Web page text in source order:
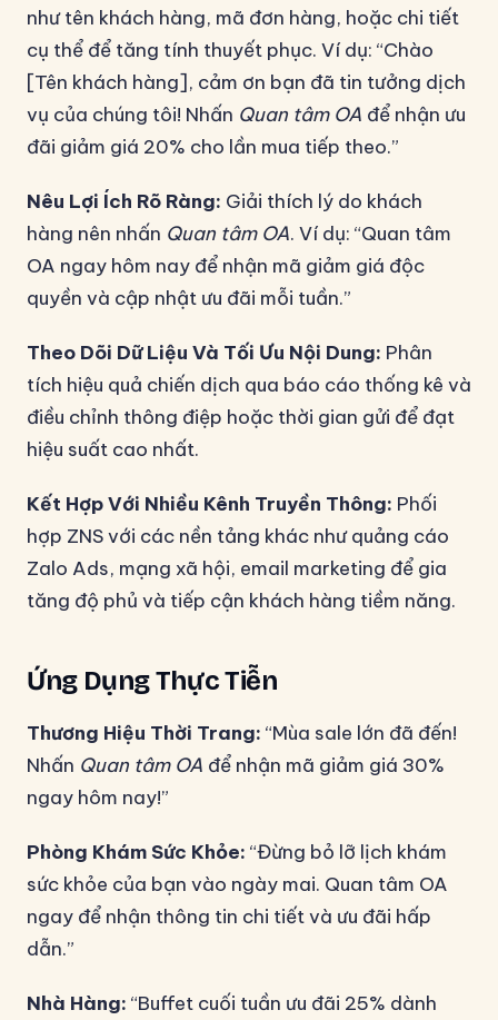
như tên khách hàng, mã đơn hàng, hoặc chi tiết
cụ thể để tăng tính thuyết phục. Ví dụ: “Chào
[Tên khách hàng], cảm ơn bạn đã tin tưởng dịch
vụ của chúng tôi! Nhấn Quan tâm OA để nhận ưu
đãi giảm giá 20% cho lần mua tiếp theo.”
Nêu Lợi Ích Rõ Ràng: Giải thích lý do khách
hàng nên nhấn Quan tâm OA. Ví dụ: “Quan tâm
OA ngay hôm nay để nhận mã giảm giá độc
quyền và cập nhật ưu đãi mỗi tuần.”
Theo Dõi Dữ Liệu Và Tối Ưu Nội Dung: Phân
tích hiệu quả chiến dịch qua báo cáo thống kê và
điều chỉnh thông điệp hoặc thời gian gửi để đạt
hiệu suất cao nhất.
Kết Hợp Với Nhiều Kênh Truyền Thông: Phối
hợp ZNS với các nền tảng khác như quảng cáo
Zalo Ads, mạng xã hội, email marketing để gia
tăng độ phủ và tiếp cận khách hàng tiềm năng.
Ứng Dụng Thực Tiễn
Thương Hiệu Thời Trang: “Mùa sale lớn đã đến!
Nhấn Quan tâm OA để nhận mã giảm giá 30%
ngay hôm nay!”
Phòng Khám Sức Khỏe: “Đừng bỏ lỡ lịch khám
sức khỏe của bạn vào ngày mai. Quan tâm OA
ngay để nhận thông tin chi tiết và ưu đãi hấp
dẫn.”
Nhà Hàng: “Buffet cuối tuần ưu đãi 25% dành